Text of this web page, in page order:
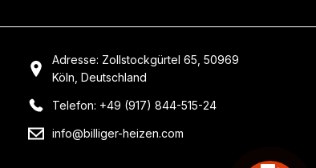
Adresse: Zollstockgürtel 65, 50969
Köln, Deutschland
Telefon: +49 (917) 844-515-24
info@billiger-heizen.com